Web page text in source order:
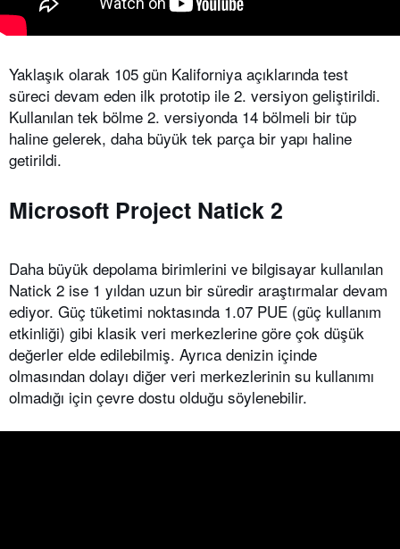
Yaklaşık olarak 105 gün Kaliforniya açıklarında test
süreci devam eden ilk prototip ile 2. versiyon geliştirildi.
Kullanılan tek bölme 2. versiyonda 14 bölmeli bir tüp
haline gelerek, daha büyük tek parça bir yapı haline
getirildi.
Microsoft Project Natick 2
Daha büyük depolama birimlerini ve bilgisayar kullanılan
Natick 2 ise 1 yıldan uzun bir süredir araştırmalar devam
ediyor. Güç tüketimi noktasında 1.07 PUE (güç kullanım
etkinliği) gibi klasik veri merkezlerine göre çok düşük
değerler elde edilebilmiş. Ayrıca denizin içinde
olmasından dolayı diğer veri merkezlerinin su kullanımı
olmadığı için çevre dostu olduğu söylenebilir.